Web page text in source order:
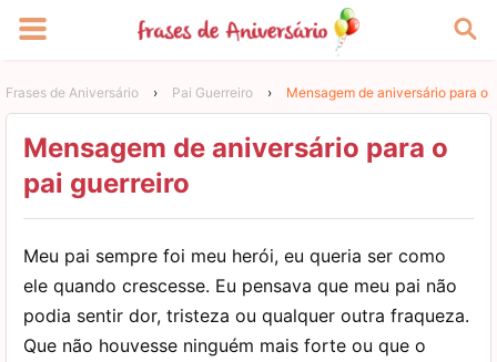
Frases de Aniversário › Pai Guerreiro › Mensagem de aniversário para o
Mensagem de aniversário para o
pai guerreiro
Meu pai sempre foi meu herói, eu queria ser como
ele quando crescesse. Eu pensava que meu pai não
podia sentir dor, tristeza ou qualquer outra fraqueza.
Que não houvesse ninguém mais forte ou que o